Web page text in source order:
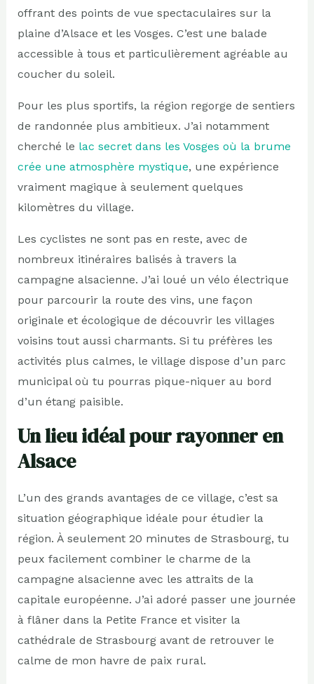
offrant des points de vue spectaculaires sur la
plaine d’Alsace et les Vosges. C’est une balade
accessible à tous et particulièrement agréable au
coucher du soleil.
Pour les plus sportifs, la région regorge de sentiers
de randonnée plus ambitieux. J’ai notamment
cherché le lac secret dans les Vosges où la brume
crée une atmosphère mystique, une expérience
vraiment magique à seulement quelques
kilomètres du village.
Les cyclistes ne sont pas en reste, avec de
nombreux itinéraires balisés à travers la
campagne alsacienne. J’ai loué un vélo électrique
pour parcourir la route des vins, une façon
originale et écologique de découvrir les villages
voisins tout aussi charmants. Si tu préfères les
activités plus calmes, le village dispose d’un parc
municipal où tu pourras pique-niquer au bord
d’un étang paisible.
Un lieu idéal pour rayonner en
Alsace
L’un des grands avantages de ce village, c’est sa
situation géographique idéale pour étudier la
région. À seulement 20 minutes de Strasbourg, tu
peux facilement combiner le charme de la
campagne alsacienne avec les attraits de la
capitale européenne. J’ai adoré passer une journée
à flâner dans la Petite France et visiter la
cathédrale de Strasbourg avant de retrouver le
calme de mon havre de paix rural.